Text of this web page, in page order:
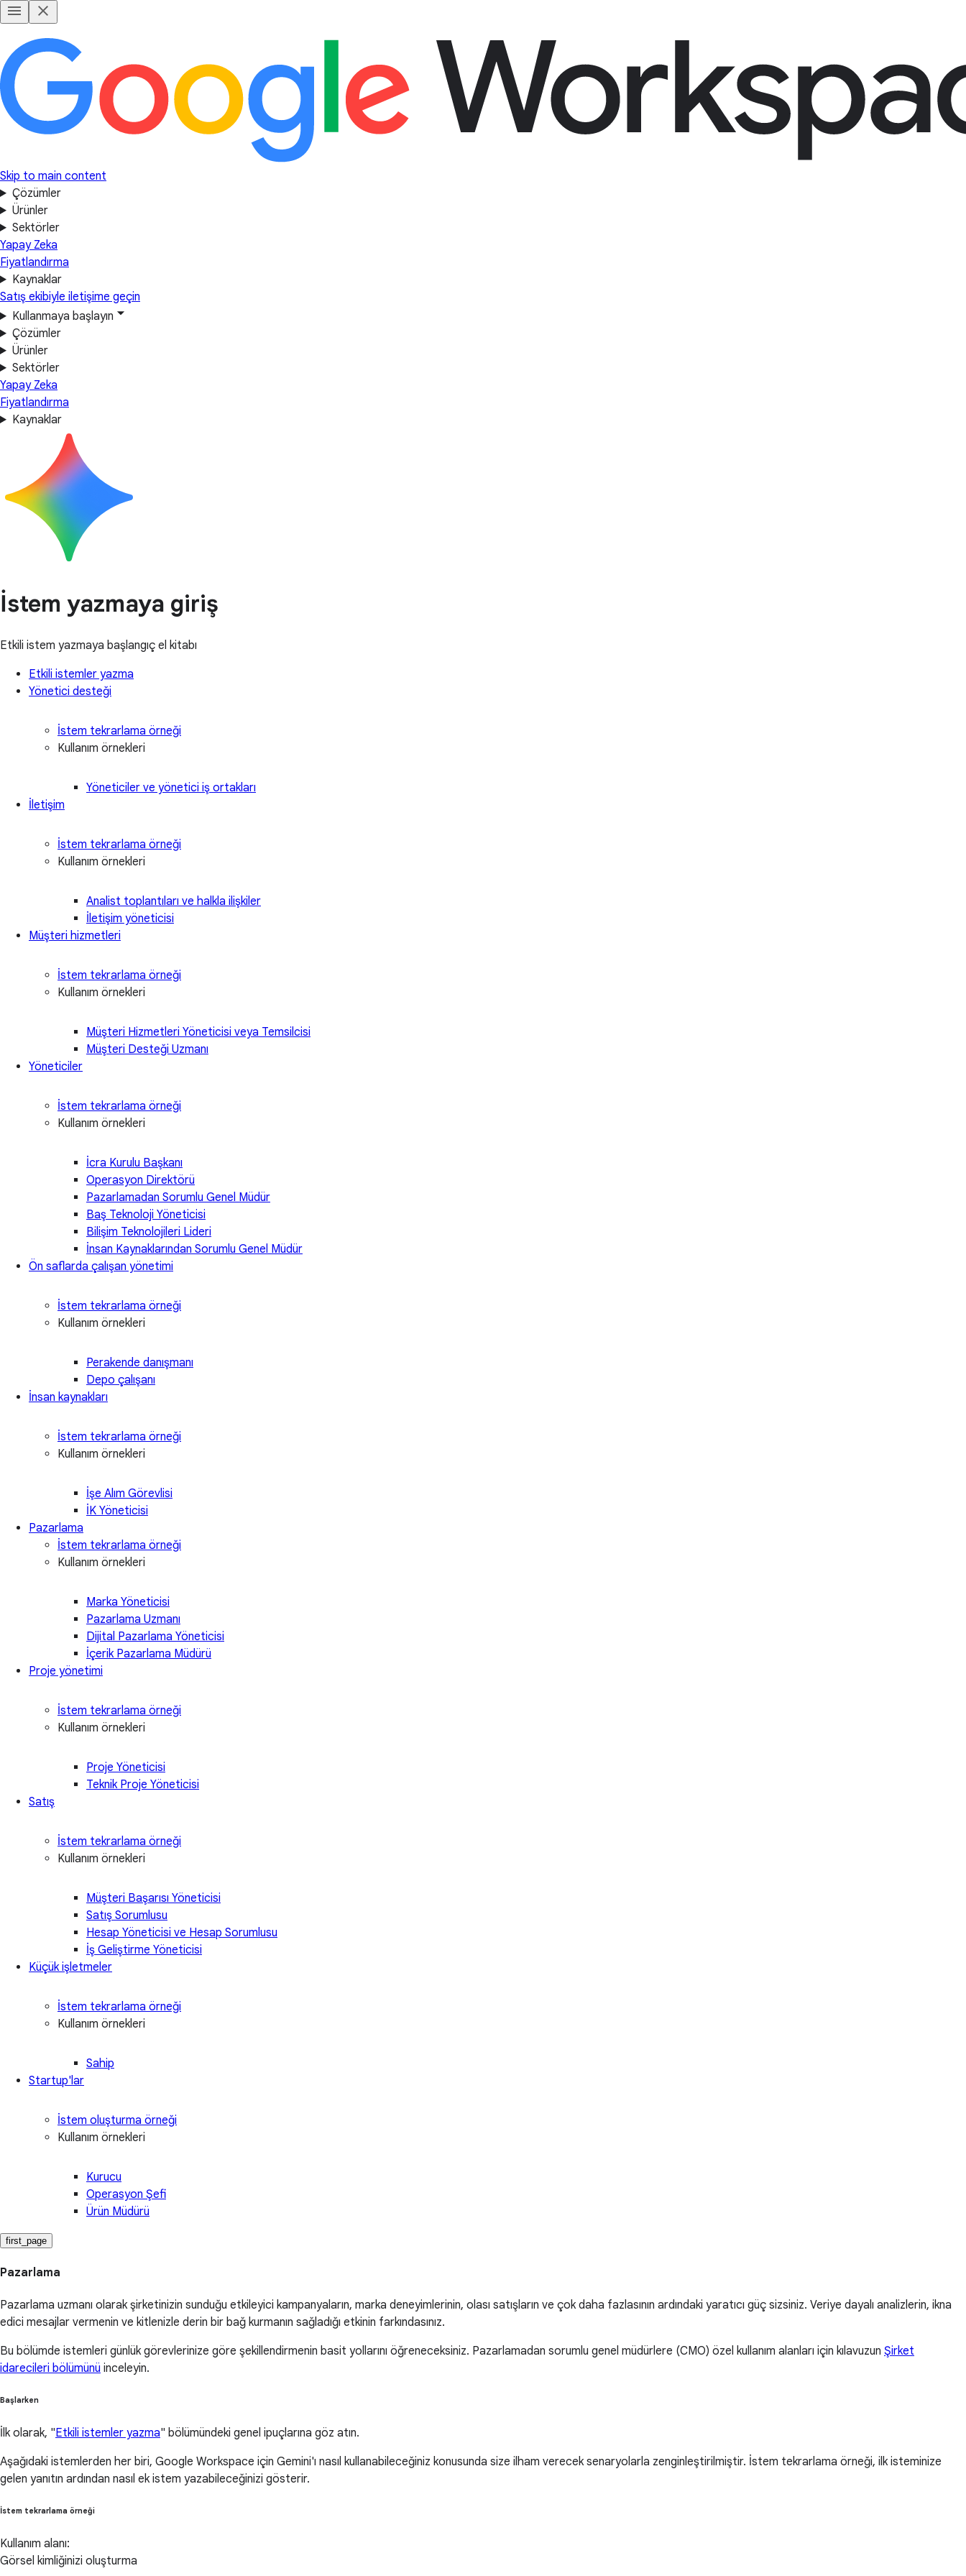
Skip to main content
Çözümler
Ürünler
Sektörler
Yapay Zeka
Fiyatlandırma
Kaynaklar
Satış ekibiyle iletişime geçin
Kullanmaya başlayın
Çözümler
Ürünler
Sektörler
Yapay Zeka
Fiyatlandırma
Kaynaklar
İstem yazmaya giriş
Etkili istem yazmaya başlangıç el kitabı
Etkili istemler yazma
Yönetici desteği
İstem tekrarlama örneği
Kullanım örnekleri
Yöneticiler ve yönetici iş ortakları
İletişim
İstem tekrarlama örneği
Kullanım örnekleri
Analist toplantıları ve halkla ilişkiler
İletişim yöneticisi
Müşteri hizmetleri
İstem tekrarlama örneği
Kullanım örnekleri
Müşteri Hizmetleri Yöneticisi veya Temsilcisi
Müşteri Desteği Uzmanı
Yöneticiler
İstem tekrarlama örneği
Kullanım örnekleri
İcra Kurulu Başkanı
Operasyon Direktörü
Pazarlamadan Sorumlu Genel Müdür
Baş Teknoloji Yöneticisi
Bilişim Teknolojileri Lideri
İnsan Kaynaklarından Sorumlu Genel Müdür
Ön saflarda çalışan yönetimi
İstem tekrarlama örneği
Kullanım örnekleri
Perakende danışmanı
Depo çalışanı
İnsan kaynakları
İstem tekrarlama örneği
Kullanım örnekleri
İşe Alım Görevlisi
İK Yöneticisi
Pazarlama
İstem tekrarlama örneği
Kullanım örnekleri
Marka Yöneticisi
Pazarlama Uzmanı
Dijital Pazarlama Yöneticisi
İçerik Pazarlama Müdürü
Proje yönetimi
İstem tekrarlama örneği
Kullanım örnekleri
Proje Yöneticisi
Teknik Proje Yöneticisi
Satış
İstem tekrarlama örneği
Kullanım örnekleri
Müşteri Başarısı Yöneticisi
Satış Sorumlusu
Hesap Yöneticisi ve Hesap Sorumlusu
İş Geliştirme Yöneticisi
Küçük işletmeler
İstem tekrarlama örneği
Kullanım örnekleri
Sahip
Startup'lar
İstem oluşturma örneği
Kullanım örnekleri
Kurucu
Operasyon Şefi
Ürün Müdürü
first_page
Pazarlama
Pazarlama uzmanı olarak şirketinizin sunduğu etkileyici kampanyaların, marka deneyimlerinin, olası satışların ve çok daha fazlasının ardındaki yaratıcı güç sizsiniz. Veriye dayalı analizlerin, ikna
edici mesajlar vermenin ve kitlenizle derin bir bağ kurmanın sağladığı etkinin farkındasınız.
Bu bölümde istemleri günlük görevlerinize göre şekillendirmenin basit yollarını öğreneceksiniz. Pazarlamadan sorumlu genel müdürlere (CMO) özel kullanım alanları için kılavuzun Şirket
idarecileri bölümünü inceleyin.
Başlarken
İlk olarak, "Etkili istemler yazma" bölümündeki genel ipuçlarına göz atın.
Aşağıdaki istemlerden her biri, Google Workspace için Gemini'ı nasıl kullanabileceğiniz konusunda size ilham verecek senaryolarla zenginleştirilmiştir. İstem tekrarlama örneği, ilk isteminize
gelen yanıtın ardından nasıl ek istem yazabileceğinizi gösterir.
İstem tekrarlama örneği
Kullanım alanı:
Görsel kimliğinizi oluşturma